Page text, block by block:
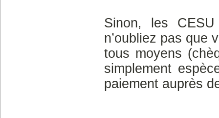
Sinon, les
n’oubliez pas que
tous moyens
simplement
paiement auprès